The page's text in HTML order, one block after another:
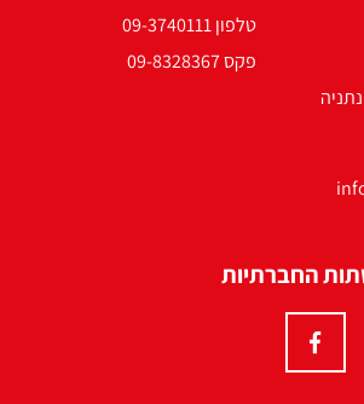
טלפון 09-3740111
פקס 09-8328367
החברתיות